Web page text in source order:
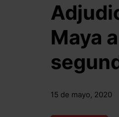
Maya
15 de mayo, 2020